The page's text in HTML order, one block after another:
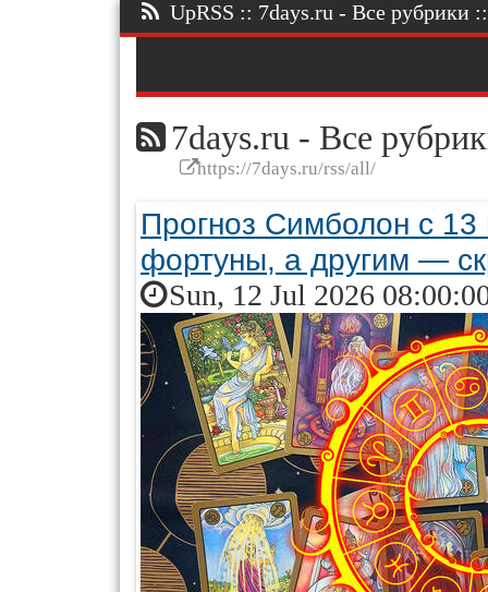
UpRSS :: 7days.ru - Все рубрики
7days.ru - Все
https://7days.ru/rss/all/
Прогноз Симболон с
фортуны, а другим —
Sun, 12 Jul 2026